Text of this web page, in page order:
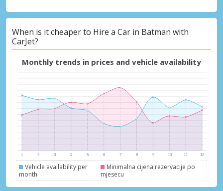
When is it cheaper to Hire a Car in Batman with
CarJet?
Monthly trends in prices and vehicle availability
Vehicle availability per
month
Minimalna cijena rezervacije po
mjesecu